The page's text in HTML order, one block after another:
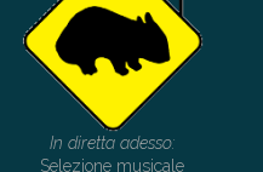
In diretta adesso:
Selezione musicale